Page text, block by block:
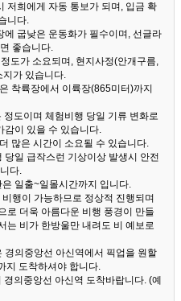
저희에게 자동 통보가 되며, 입금 확
니다.
굽낮은 운동화가 필수이며, 선글라
좋습니다.
도가 소요되며, 현지사정(안개구름,
지가 있습니다.
착륙장에서 이륙장(865미터)까지
도이며 체험비행 당일 기류 변화로
감이 있을 수 있습니다.
많은 시간이 소요될 수 있습니다.
당일 급작스런 기상이상 발생시 안전
다.
일출~일몰시간까지 입니다.
행이 가능하므로 정상적 진행되며
로 더욱 아름다운 비행 풍경이 만들
는 비가 한방울만 내려도 비 예보로
경의중앙선 아신역에서 픽업을 원할
지 도착하셔야 합니다.
의중앙선 아신역 도착바랍니다. (예